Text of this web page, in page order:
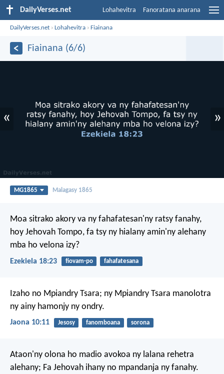
DailyVerses.net Lohahevitra Fanoratana anarana
DailyVerses.net ›Lohahevitra ›Fiainana
Fiainana (6/6)
« »
MG1865 Malagasy 1865
Moa sitrako akory va ny fahafatesan'ny ratsy fanahy,
hoy Jehovah Tompo, fa tsy ny hialany amin'ny alehany
mba ho velona izy?
Ezekiela 18:23 fiovam-po fahafatesana
Izaho no Mpiandry Tsara; ny Mpiandry Tsara manolotra
ny ainy hamonjy ny ondry.
Jaona 10:11 Jesosy fanomboana sorona
Ataon'ny olona ho madio avokoa ny lalana rehetra
alehany; Fa Jehovah ihany no mpandanja ny fanahy.